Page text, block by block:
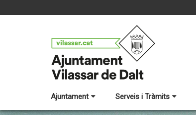
Ajuntament Serveis i Tràmits